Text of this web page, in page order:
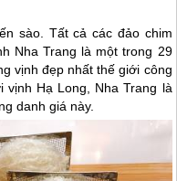
sào. Tất cả các đảo chim
Nha Trang là một trong 29
vịnh đẹp nhất thế giới công
vịnh Hạ Long, Nha Trang là
danh giá này.